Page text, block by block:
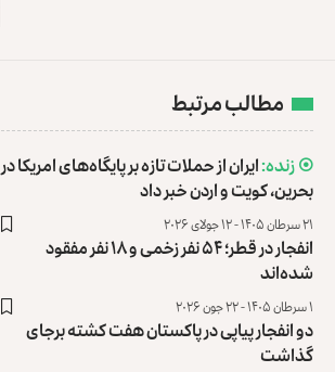
مطالب مرتبط
ایران از حملات تازه بر پایگاه‌های امریکا در
بحرین، کویت و اردن خبر داد
۲۱ سرطان ۱۴۰۵ - ۱۲ جولای ۲۰۲۶
انفجار در قطر؛ ۵۴ نفر زخمی و ۱۸ نفر مفقود
شده‌اند
۱ سرطان ۱۴۰۵ - ۲۲ جون ۲۰۲۶
دو انفجار پیاپی در پاکستان هفت کشته برجای
گذاشت